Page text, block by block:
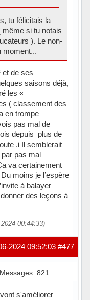
tu félicitais la
même si tu notais
). Le non-
moment...
et de ses
saisons déjà,
les «
( classement des
en trompe
pas mal de
depuis plus de
.i Il semblerait
pas mal
va certainement
moins je l’espère
à balayer
des leçons à
00:44:33)
#477
2024 09:52:03
Messages: 821
s'améliorer